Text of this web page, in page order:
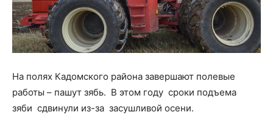
На полях Кадомского района завершают полевые
работы – пашут зябь. В этом году сроки подъема
зяби сдвинули из-за засушливой осени.